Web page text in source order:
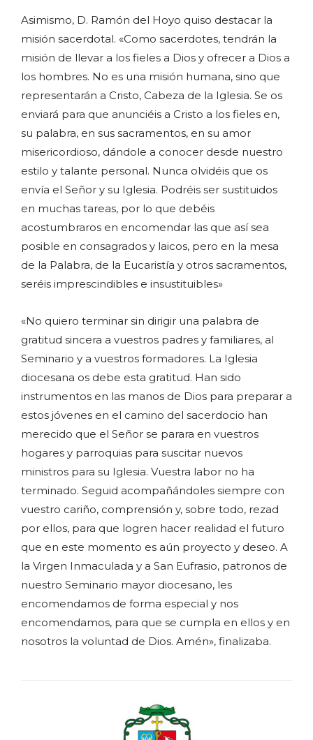
Asimismo, D. Ramón del Hoyo quiso destacar la
misión sacerdotal. «Como sacerdotes, tendrán la
misión de llevar a los fieles a Dios y ofrecer a Dios a
los hombres. No es una misión humana, sino que
representarán a Cristo, Cabeza de la Iglesia. Se os
enviará para que anunciéis a Cristo a los fieles en,
su palabra, en sus sacramentos, en su amor
misericordioso, dándole a conocer desde nuestro
estilo y talante personal. Nunca olvidéis que os
envía el Señor y su Iglesia. Podréis ser sustituidos
en muchas tareas, por lo que debéis
acostumbraros en encomendar las que así sea
posible en consagrados y laicos, pero en la mesa
de la Palabra, de la Eucaristía y otros sacramentos,
seréis imprescindibles e insustituibles»
«No quiero terminar sin dirigir una palabra de
gratitud sincera a vuestros padres y familiares, al
Seminario y a vuestros formadores. La Iglesia
diocesana os debe esta gratitud. Han sido
instrumentos en las manos de Dios para preparar a
estos jóvenes en el camino del sacerdocio han
merecido que el Señor se parara en vuestros
hogares y parroquias para suscitar nuevos
ministros para su Iglesia. Vuestra labor no ha
terminado. Seguid acompañándoles siempre con
vuestro cariño, comprensión y, sobre todo, rezad
por ellos, para que logren hacer realidad el futuro
que en este momento es aún proyecto y deseo. A
la Virgen Inmaculada y a San Eufrasio, patronos de
nuestro Seminario mayor diocesano, les
encomendamos de forma especial y nos
encomendamos, para que se cumpla en ellos y en
nosotros la voluntad de Dios. Amén», finalizaba.